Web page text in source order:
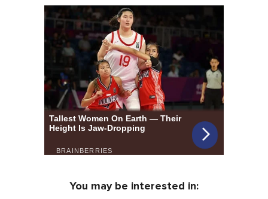
You may be interested in: